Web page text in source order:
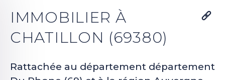
IMMOBILIER À
CHATILLON (69380)
Rattachée au département département